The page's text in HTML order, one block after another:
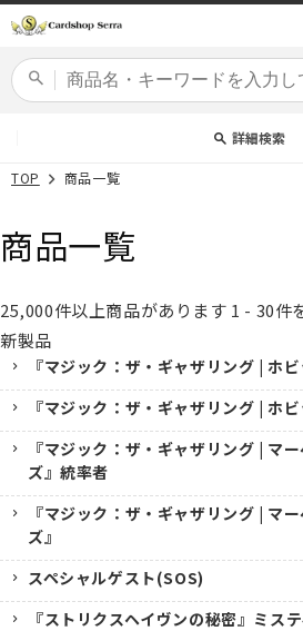
ンツに
詳細検索
商品コード
カードセット
TOP 商品一覧
商品一覧
25,000件以上商品があります 1 - 30件
新製品
『マジック：ザ・ギャザリング | ホビ
『マジック：ザ・ギャザリング | ホ
『マジック：ザ・ギャザリング | マ
ズ』統率者
『マジック：ザ・ギャザリング | マ
ズ』
スペシャルゲスト(SOS)
『ストリクスヘイヴンの秘密』ミス